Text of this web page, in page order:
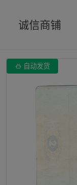
诚信商铺
 自动发货